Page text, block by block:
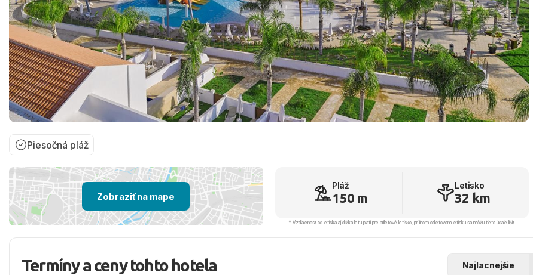
Piesočná pláž
Zobraziť na mape
Pláž
150 m
Letisko
32 km
* Vzdialenosť od letiska aj dľžka letu platí pre príletové letisko, pri inom odletovom letisku sa môžu tieto údaje líšiť.
Termíny a ceny tohto hotela Najlacnejšie